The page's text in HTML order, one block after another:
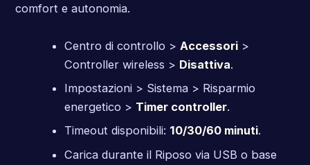
comfort e autonomia.
Centro di controllo > Accessori>
Controller wireless > Disattiva.
Impostazioni > Sistema > Risparmio
energetico > Timer controller.
Timeout disponibili: 10/30/60 minuti.
Carica durante il Riposo via USB o base